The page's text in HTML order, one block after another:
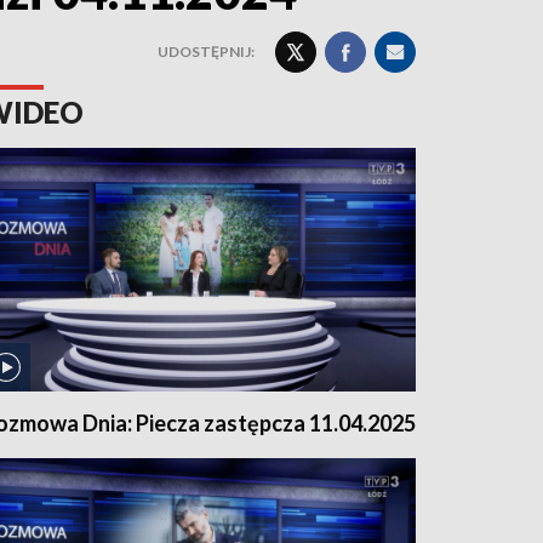
UDOSTĘPNIJ:
Dnia: Piecza zastępcza 11.04.2025